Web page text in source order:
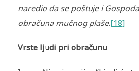
naredio da se poštuje i
obračuna mučnog plaše.[18]
Vrste ljudi pri obračunu